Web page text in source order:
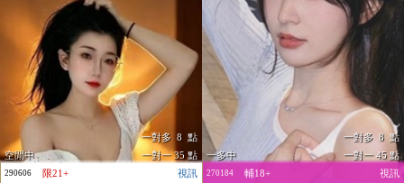
空閒中
一對多 8 點
一對一 35 點
限21+
視訊
290606
一多中
一對多 8 點
一對一 45 點
輔18+
視訊
270184